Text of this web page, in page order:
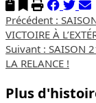
d’article
Précédent :
VICTOIRE À
Suivant : SAISON
LA RELANCE !
Plus